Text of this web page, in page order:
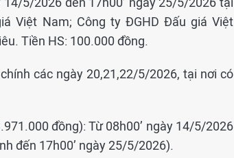
Việt Nam; Công ty ĐGHD Đấu giá Việt
Tiền HS: 100.000 đồng.
các ngày 20,21,22/5/2026, tại nơi có
đồng): Từ 08h00’ ngày 14/5/2026
đến 17h00’ ngày 25/5/2026).